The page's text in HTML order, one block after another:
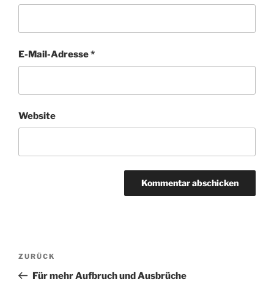
E-Mail-Adresse*
Website
Beitragsnavigation
Vorheriger
Beitrag
ZURÜCK
Für mehr Aufbruch und Ausbrüche